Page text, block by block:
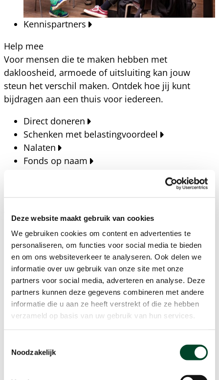
Deze website maakt gebruik van cookies
We gebruiken cookies om content en advertenties te
personaliseren, om functies voor social media te bieden
en om ons websiteverkeer te analyseren. Ook delen we
informatie over uw gebruik van onze site met onze
partners voor social media, adverteren en analyse. Deze
partners kunnen deze gegevens combineren met andere
informatie die u aan ze heeft verstrekt of die ze hebben
verzameld op basis van uw gebruik van hun services.
Noodzakelijk
Kennispartners
Help mee
Voor mensen die te maken hebben met
dakloosheid, armoede of uitsluiting kan jouw
steun het verschil maken. Ontdek hoe jij kunt
bijdragen aan een thuis voor iedereen.
Direct doneren
Schenken met belastingvoordeel
Nalaten
Fonds op naam
Blijf op de hoogte van het laatste nieuws, verhalen,
publicaties en ontwikkelingen rondom Kansfonds
en onze missie.
Nieuwsberichten
Nieuws
Verhalen
Beeldbanken
Foto's bestaanszekerheid
Agenda